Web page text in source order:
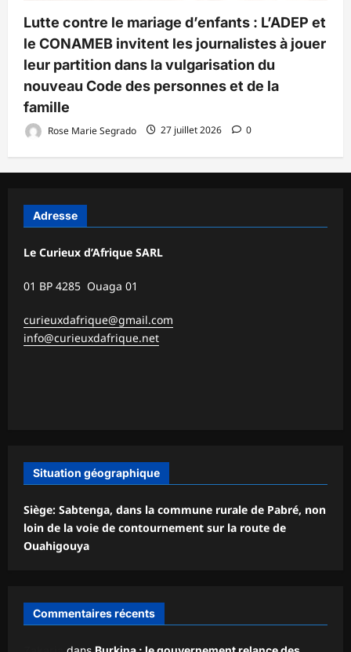
Lutte contre le mariage d’enfants : L’ADEP et
le CONAMEB invitent les journalistes à jouer
leur partition dans la vulgarisation du
nouveau Code des personnes et de la
famille
Rose Marie Segrado 27 juillet 2026 0
Adresse
Le Curieux d’Afrique SARL
01 BP 4285 Ouaga 01
curieuxdafrique@gmail.com
info@curieuxdafrique.net
Situation géographique
Siège: Sabtenga, dans la commune rurale de Pabré, non
loin de la voie de contournement sur la route de
Ouahigouya
Commentaires récents